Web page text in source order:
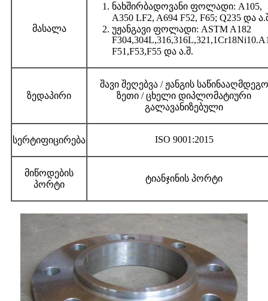
მასალა
ნახშირბადოვანი ფოლადი: A105,
A350 LF2, A694 F52, F65; Q235 და
უჟანგავი ფოლადი: ASTM A182
F51,F53,F55 და ა.შ.
ზედაპირი
შავი შეღებვა / ჟანგის საწინააღმდეგო
ზეთი / ცხელი დიპლომატიური
გალავანიზებული
სერტიფიცირება ISO 9001:2015
მიწოდების
პორტი
ტიანჯინის პორტი